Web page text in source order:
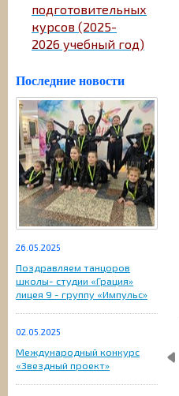
подготовительных
курсов (2025-
2026 учебный год)
Последние новости
26.05.2025
Поздравляем танцоров
школы- студии «Грация»
лицея 9 - группу «Импульс»
02.05.2025
Международный конкурс
«Звездный проект»